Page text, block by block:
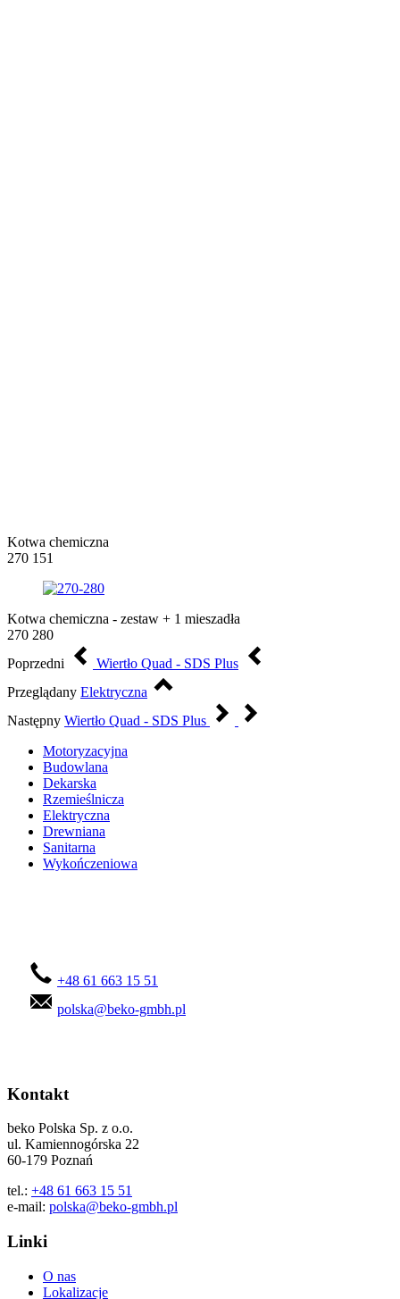
Kotwa chemiczna
270 151
Kotwa chemiczna - zestaw + 1 mieszadła
270 280
Poprzedni
Wiertło Quad - SDS Plus
Przeglądany Elektryczna
Następny Wiertło Quad - SDS Plus
Motoryzacyjna
Budowlana
Dekarska
Rzemieślnicza
Elektryczna
Drewniana
Sanitarna
Wykończeniowa
+48 61 663 15 51
polska@beko-gmbh.pl
Kontakt
beko Polska Sp. z o.o.
ul. Kamiennogórska 22
60-179 Poznań
tel.: +48 61 663 15 51
e-mail: polska@beko-gmbh.pl
Linki
O nas
Lokalizacje